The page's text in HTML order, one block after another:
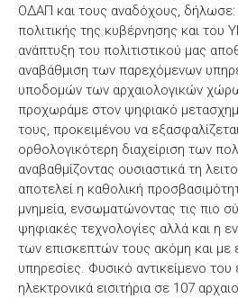
ΟΔΑΠ και τους αναδόχους, δήλωσε:
πολιτικής της κυβέρνησης και του
ανάπτυξη του πολιτιστικού μας
αναβάθμιση των παρεχόμενων
υποδομών των αρχαιολογικών
προχωράμε στον ψηφιακό
τους, προκειμένου να
ορθολογικότερη διαχείριση των
αναβαθμίζοντας ουσιαστικά τη
αποτελεί η καθολική
μνημεία, ενσωματώνοντας τις πιο
ψηφιακές τεχνολογίες αλλά και η
των επισκεπτών τους ακόμη και με
υπηρεσίες. Φυσικό αντικείμενο
ηλεκτρονικά εισιτήρια σε 107